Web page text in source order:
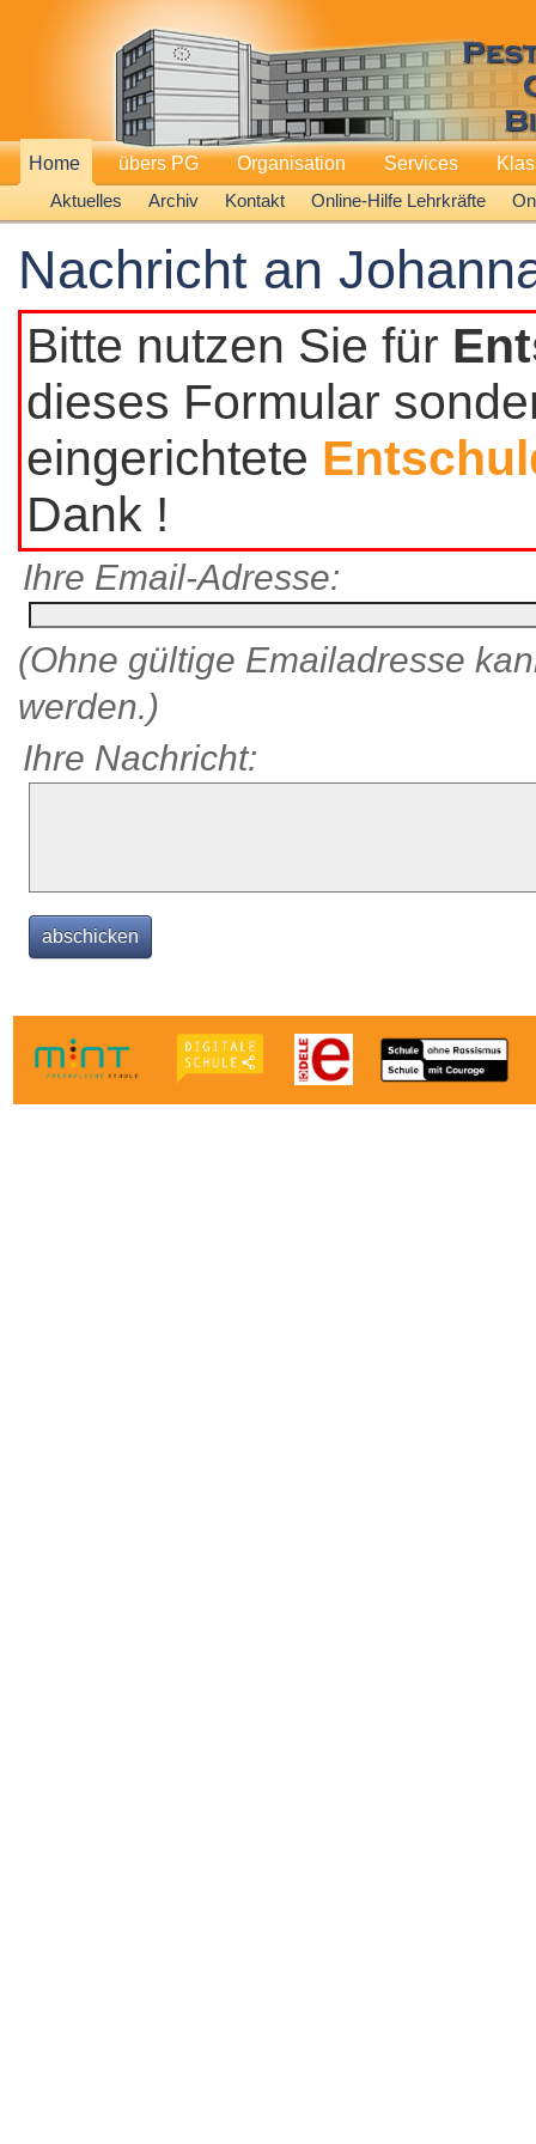
Home
Aktuelles
Archiv Kontakt Online-Hilfe Lehrkräfte
übers PG Organisation Services
Nachricht an
Bitte nutzen Sie für
dieses Formular
eingerichtete
Dank !
Ihre Email-Adresse:
(Ohne gültige Emailadresse
werden.)
Ihre Nachricht: